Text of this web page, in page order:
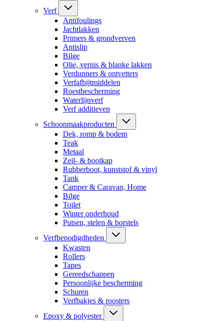
Verf
Antifoulings
Jachtlakken
Primers & grondverven
Antislip
Bilge
Olie, vernis & blanke lakken
Verdunners & ontvetters
Verfafbijtmiddelen
Roestbescherming
Waterlijnverf
Verf additieven
Schoonmaakproducten
Dek, romp & bodem
Teak
Metaal
Zeil- & bootkap
Rubberboot, kunststof & vinyl
Tank
Camper & Caravan, Home
Bilge
Toilet
Winter onderhoud
Putsen, stelen & borstels
Verfbenodigdheden
Kwasten
Rollers
Tapes
Gereedschappen
Persoonlijke bescherming
Schuren
Verfbakjes & roosters
Epoxy & polyester